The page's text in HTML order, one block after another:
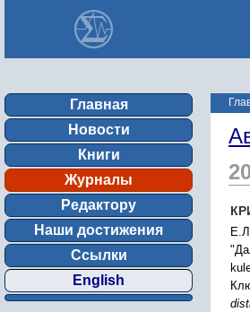
Главная
Новости
Книги
Журналы
Редактору
Наши достижения
Ссылки
English